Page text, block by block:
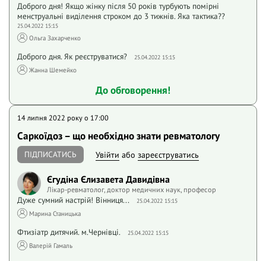
Доброго дня! Якщо жінку після 50 років турбують помірні
менструальні виділення строком до 3 тижнів. Яка тактика??
25.04.2022 15:15
Ольга Захарченко
Доброго дня. Як реєструватися? 25.04.2022 15:15
Жанна Шемейко
До обговорення!
14 липня 2022 року o 17:00
Саркоїдоз – що необхідно знати ревматологу
ПІДПИСАТИСЬ Увійти або зареєструватись
Єгудіна Єлизавета Давидівна
Лікар-ревматолог, доктор медичних наук, професор
Дуже сумний настрій! Вінниця... 25.04.2022 15:15
Марина Станицька
Фтизіатр дитячий. м.Чернівці. 25.04.2022 15:15
Валерій Гамаль